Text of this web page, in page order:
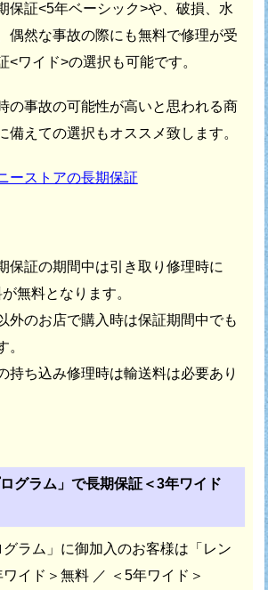
保証<5年ベーシック>や、破損、水
偶然な事故の際にも無料で修理が受
<ワイド>の選択も可能です。
の事故の可能性が高いと思われる商
備えての選択もオススメ致します。
ーストアの長期保証
保証の期間中は引き取り修理時に
無料となります。
外のお店で購入時は保証期間中でも
。
持ち込み修理時は輸送料は必要あり
グラム」で長期保証＜3年ワイド
グラム」に御加入のお客様は 「レン
イド＞無料 ／ ＜5年ワイド＞